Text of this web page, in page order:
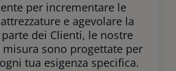
per incrementare le
e agevolare la
dei Clienti, le nostre
sono progettate per
tua esigenza specifica.